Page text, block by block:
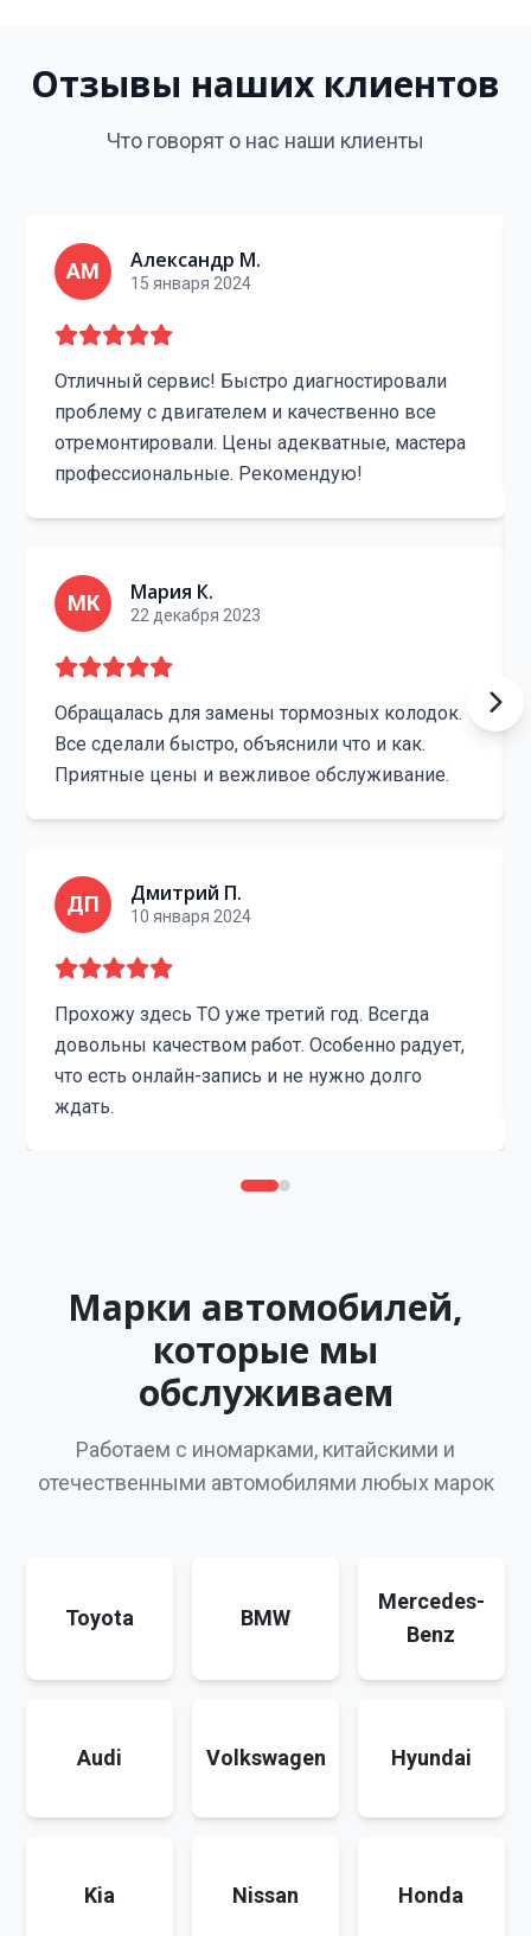
Отзывы наших клиентов
Что говорят о нас наши клиенты
АМ Александр М.
15 января 2024
Отличный сервис! Быстро диагностировали
проблему с двигателем и качественно все
отремонтировали. Цены адекватные, мастера
профессиональные. Рекомендую!
МК Мария К.
22 декабря 2023
Обращалась для замены тормозных колодок.
Все сделали быстро, объяснили что и как.
Приятные цены и вежливое обслуживание.
ДП Дмитрий П.
10 января 2024
Прохожу здесь ТО уже третий год. Всегда
довольны качеством работ. Особенно радует,
что есть онлайн-запись и не нужно долго
ждать.
Марки автомобилей,
которые мы
обслуживаем
Работаем с иномарками, китайскими и
отечественными автомобилями любых марок
Toyota BMW
Mercedes-
Benz
Audi Volkswagen Hyundai
Kia Nissan Honda